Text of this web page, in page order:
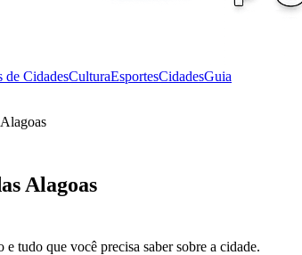
de CidadesCulturaEsportesCidadesGuia
Alagoas
tudo que você precisa saber sobre a cidade.